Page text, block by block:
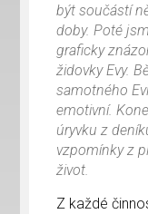
být součástí
doby. Poté
graficky
židovky Evy.
samotného
emotivní.
úryvku z
vzpomínky z
život.
Z každé